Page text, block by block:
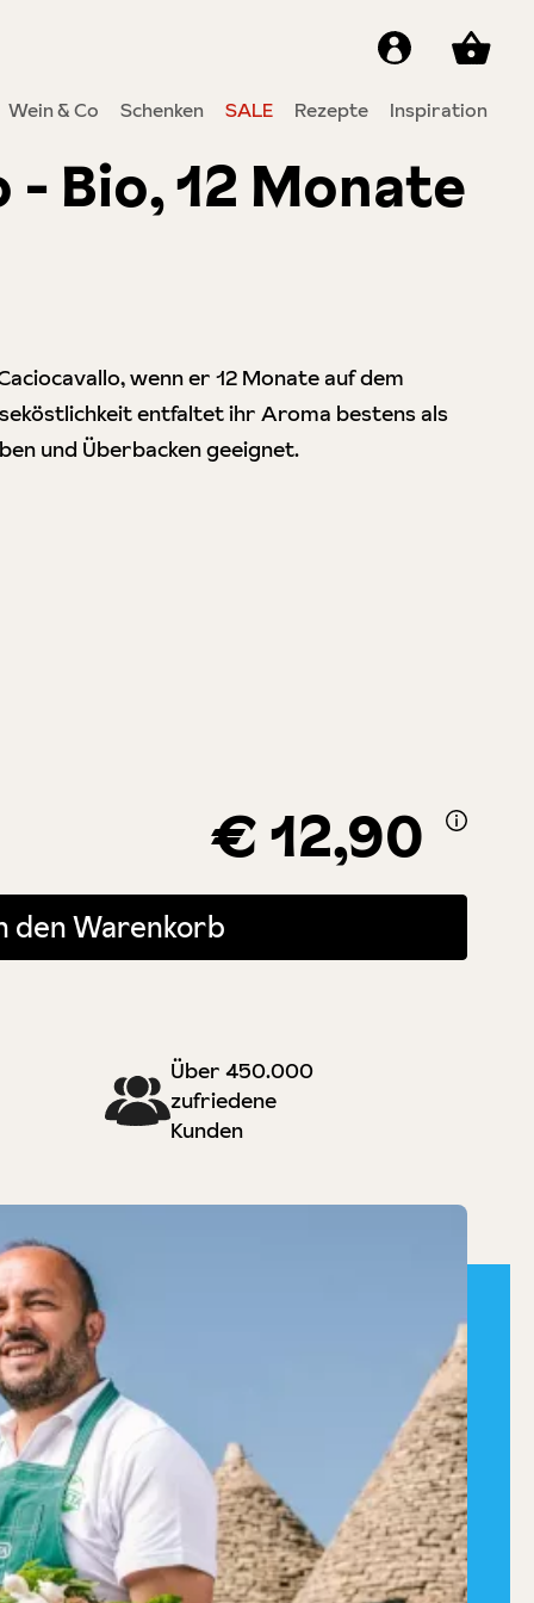
Wein & Co Schenken SALE Rezepte Inspiration
€ 12,90
Bio, 12 Monate
wenn er 12 Monate auf dem
entfaltet ihr Aroma bestens als
und Überbacken geeignet.
oder benutze die Schaltflächen um die Anzahl zu erhöhen oder
den Warenkorb
Über 450.000
zufriedene
Kunden